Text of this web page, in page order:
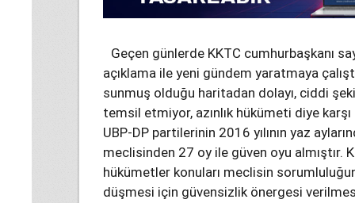
Geçen günlerde KKTC cumhurbaşkanı
açıklama ile yeni gündem yaratmaya
sunmuş olduğu haritadan dolayı, ciddi
temsil etmiyor, azınlık hükümeti diye
UBP-DP partilerinin 2016 yılının yaz
meclisinden 27 oy ile güven oyu almıştır.
hükümetler konuları meclisin
düşmesi için güvensizlik önergesi